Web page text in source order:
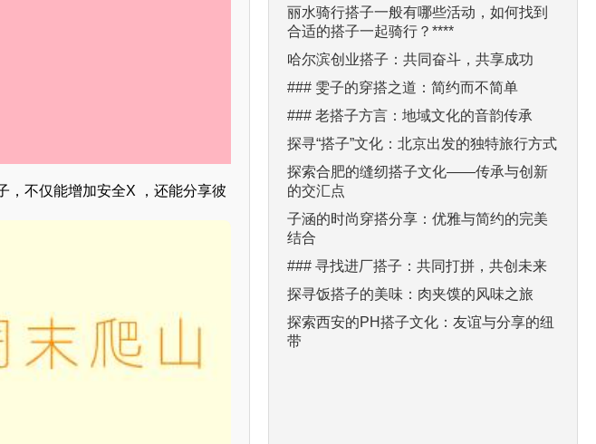
，不仅能增加安全X ，还能分享彼
丽水骑行搭子一般有哪些活动，如何找到
合适的搭子一起骑行？****
哈尔滨创业搭子：共同奋斗，共享成功
### 雯子的穿搭之道：简约而不简单
### 老搭子方言：地域文化的音韵传承
探寻“搭子”文化：北京出发的独特旅行方式
探索合肥的缝纫搭子文化——传承与创新
的交汇点
子涵的时尚穿搭分享：优雅与简约的完美
结合
### 寻找进厂搭子：共同打拼，共创未来
探寻饭搭子的美味：肉夹馍的风味之旅
探索西安的PH搭子文化：友谊与分享的纽
带